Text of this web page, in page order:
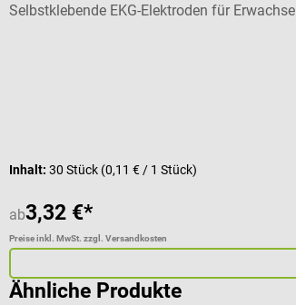
Selbstklebende EKG-Elektroden für
Inhalt: 30 Stück (0,11 € / 1 Stück)
ab3,32 €*
Preise inkl. MwSt. zzgl. Versandkosten
Ähnliche Produkte